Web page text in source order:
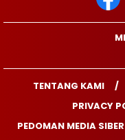
TENTANG KAMI
PRIVACY
PEDOMAN MEDIA SIBER